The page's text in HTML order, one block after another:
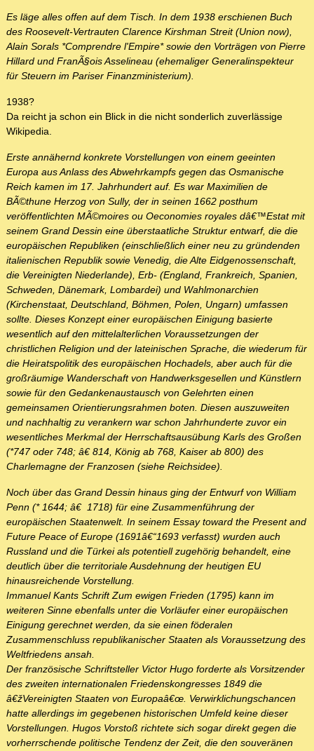
Es läge alles offen auf dem Tisch. In dem 1938 erschienen Buch
des Roosevelt-Vertrauten Clarence Kirshman Streit (Union now),
Alain Sorals *Comprendre l'Empire* sowie den Vorträgen von Pierre
Hillard und FranÃ§ois Asselineau (ehemaliger Generalinspekteur
für Steuern im Pariser Finanzministerium).
1938?
Da reicht ja schon ein Blick in die nicht sonderlich zuverlässige
Wikipedia.
Erste annähernd konkrete Vorstellungen von einem geeinten
Europa aus Anlass des Abwehrkampfs gegen das Osmanische
Reich kamen im 17. Jahrhundert auf. Es war Maximilien de
BÃ©thune Herzog von Sully, der in seinen 1662 posthum
veröffentlichten MÃ©moires ou Oeconomies royales dâ€™Estat mit
seinem Grand Dessin eine überstaatliche Struktur entwarf, die die
europäischen Republiken (einschließlich einer neu zu gründenden
italienischen Republik sowie Venedig, die Alte Eidgenossenschaft,
die Vereinigten Niederlande), Erb- (England, Frankreich, Spanien,
Schweden, Dänemark, Lombardei) und Wahlmonarchien
(Kirchenstaat, Deutschland, Böhmen, Polen, Ungarn) umfassen
sollte. Dieses Konzept einer europäischen Einigung basierte
wesentlich auf den mittelalterlichen Voraussetzungen der
christlichen Religion und der lateinischen Sprache, die wiederum für
die Heiratspolitik des europäischen Hochadels, aber auch für die
großräumige Wanderschaft von Handwerksgesellen und Künstlern
sowie für den Gedankenaustausch von Gelehrten einen
gemeinsamen Orientierungsrahmen boten. Diesen auszuweiten
und nachhaltig zu verankern war schon Jahrhunderte zuvor ein
wesentliches Merkmal der Herrschaftsausübung Karls des Großen
(*747 oder 748; â€ 814, König ab 768, Kaiser ab 800) des
Charlemagne der Franzosen (siehe Reichsidee).
Noch über das Grand Dessin hinaus ging der Entwurf von William
Penn (* 1644; â€ 1718) für eine Zusammenführung der
europäischen Staatenwelt. In seinem Essay toward the Present and
Future Peace of Europe (1691â€“1693 verfasst) wurden auch
Russland und die Türkei als potentiell zugehörig behandelt, eine
deutlich über die territoriale Ausdehnung der heutigen EU
hinausreichende Vorstellung.
Immanuel Kants Schrift Zum ewigen Frieden (1795) kann im
weiteren Sinne ebenfalls unter die Vorläufer einer europäischen
Einigung gerechnet werden, da sie einen föderalen
Zusammenschluss republikanischer Staaten als Voraussetzung des
Weltfriedens ansah.
Der französische Schriftsteller Victor Hugo forderte als Vorsitzender
des zweiten internationalen Friedenskongresses 1849 die
â€žVereinigten Staaten von Europaâ€œ. Verwirklichungschancen
hatte allerdings im gegebenen historischen Umfeld keine dieser
Vorstellungen. Hugos Vorstoß richtete sich sogar direkt gegen die
vorherrschende politische Tendenz der Zeit, die den souveränen